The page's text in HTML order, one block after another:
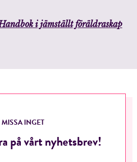
i jämställt föräldraskap
MISSA INGET
på vårt nyhetsbrev!